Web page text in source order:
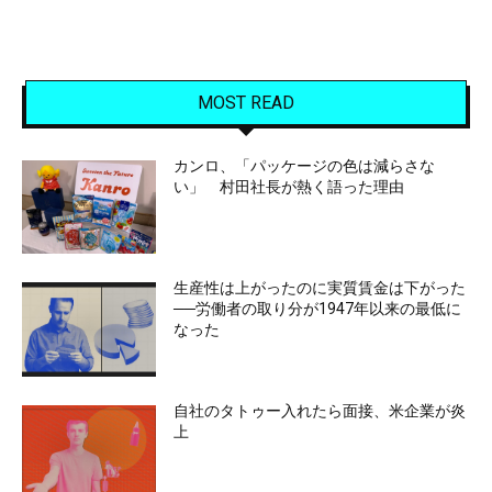
MOST READ
カンロ、「パッケージの色は減らさな
い」 村田社長が熱く語った理由
生産性は上がったのに実質賃金は下がった
──労働者の取り分が1947年以来の最低に
なった
自社のタトゥー入れたら面接、米企業が炎
上